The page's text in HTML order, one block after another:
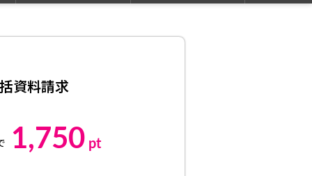
資料請求
1,750 pt